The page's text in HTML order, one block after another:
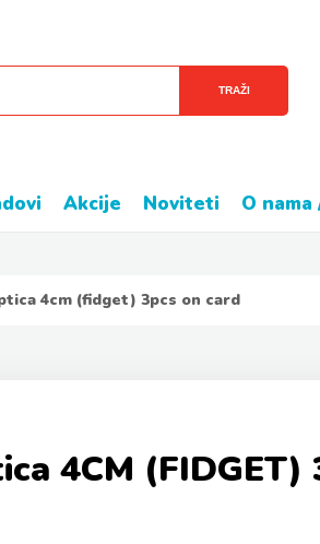
TRAŽI
akcije noviteti o
4cm (fidget) 3pcs on card
4CM (FIDGET)